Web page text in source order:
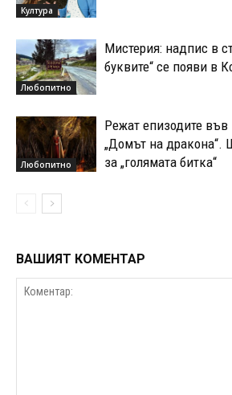
Култура
Любопитно
Мистерия: надпис в
буквите“ се появи в
Любопитно
Режат епизодите във
„Домът на дракона“.
за „голямата битка“
ВАШИЯТ КОМЕНТАР